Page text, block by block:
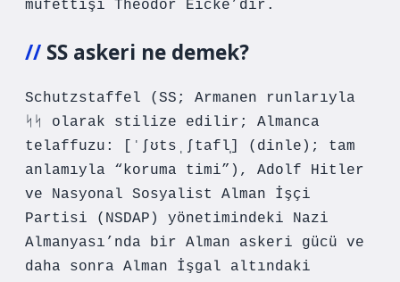
müfettişi Theodor Eicke’dir.
SS askeri ne demek?
Schutzstaffel (SS; Armanen runlarıyla
ᛋᛋ olarak stilize edilir; Almanca
telaffuzu: [ˈʃʊtsˌʃtafl̩] (dinle); tam
anlamıyla “koruma timi”), Adolf Hitler
ve Nasyonal Sosyalist Alman İşçi
Partisi (NSDAP) yönetimindeki Nazi
Almanyası’nda bir Alman askeri gücü ve
daha sonra Alman İşgal altındaki